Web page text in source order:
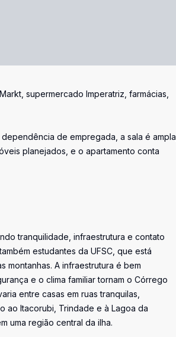
supermercado Imperatriz, farmácias,
de empregada, a sala é ampla,
planejados, e o apartamento conta
tranquilidade, infraestrutura e contato
estudantes da UFSC, que está
montanhas. A infraestrutura é bem
e o clima familiar tornam o Córrego
entre casas em ruas tranquilas,
ao Itacorubi, Trindade e à Lagoa da
uma região central da ilha.